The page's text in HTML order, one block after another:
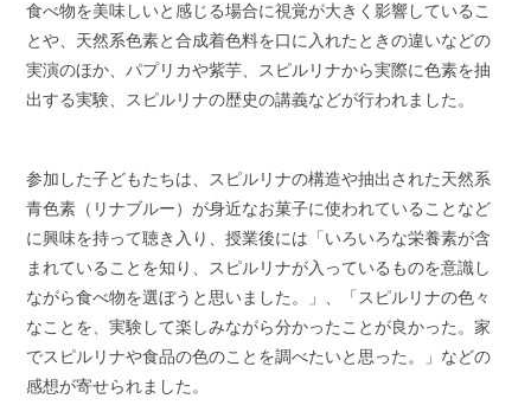
食べ物を美味しいと感じる場合に視覚が大きく影響しているこ
とや、天然系色素と合成着色料を口に入れたときの違いなどの
実演のほか、パプリカや紫芋、スピルリナから実際に色素を抽
出する実験、スピルリナの歴史の講義などが行われました。
参加した子どもたちは、スピルリナの構造や抽出された天然系
青色素（リナブルー）が身近なお菓子に使われていることなど
に興味を持って聴き入り、授業後には「いろいろな栄養素が含
まれていることを知り、スピルリナが入っているものを意識し
ながら食べ物を選ぼうと思いました。」、「スピルリナの色々
なことを、実験して楽しみながら分かったことが良かった。家
でスピルリナや食品の色のことを調べたいと思った。」などの
感想が寄せられました。